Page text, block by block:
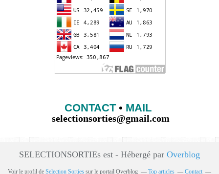
CONTACT• MAIL
selectionsorties@gmail.com
SELECTIONSORTIEs est - Hébergé par Overblog
Voir le profil de Selection Sorties sur le portail Overblog Top articles Contact